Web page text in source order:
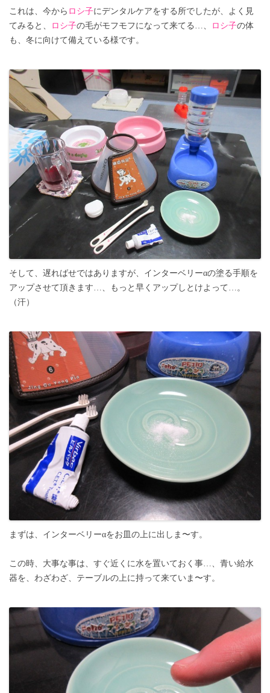
これは、今から ロシ子にデンタルケアをする所でしたが、よく見
てみると、
ロシ子の毛がモフモフになって来てる…、 ロシ子の体
も、冬に向けて備えている様です。
そして、遅ればせではありますが、インターベリーαの塗る手順を
アップさせて頂きます…、もっと早くアップしとけよって…。
（汗）
まずは、インターベリーαをお皿の上に出しま〜す。
この時、大事な事は、すぐ近くに水を置いておく事…、青い給水
器を、わざわざ、テーブルの上に持って来ていま〜す。